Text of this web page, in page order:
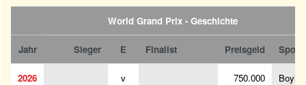
World Grand Prix - Geschichte
Jahr Sieger E Finalist Preisgeld
2026 v 750.000